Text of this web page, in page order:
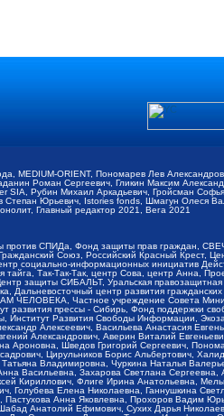
MEDIUM-ORIENT, Пономарев Лев
Роман Сергеевич, Гликин Максим
Рубин Михаил Аркадьевич, Гройсман
Юрьевич, Istories fonds, Шмагун Олеся
Главный редактор 2021, Вега 2021
СПИДа, Фонд защиты прав граждан,
Союз, Российский Красный Крест,
социально-информационных инициатив
Так-Так-Так, центр Сова, центр Анна,
защиты СИБАЛЬТ, Уральская
Дальневосточный центр развития
ЧЕЛОВЕКА, Частное учреждение Совета
прессы - Сибирь, Фонд поддержки
Институт Развития Свободы Информации,
Алексеевич, Васильева Анастасия
Александрович, Аверин Виталий
Шведов Григорий Сергеевич,
Цирульников Борис Альбертович,
Владимировна, Чуркина Наталья
Васильевна, Захарова Светлана
Кириллович, Флиге Ирина Анатольевна,
Елена Николаевна, Ганнушкина
Анна Яковлевна, Прохоров Вадим
Анатолий Ефимович, Сухих Дарья